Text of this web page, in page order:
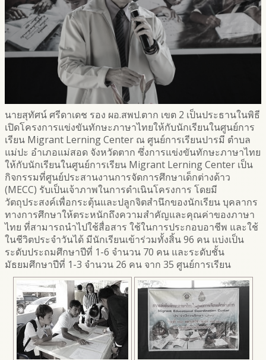
นายสุทัศน์ ศรีดาเดช รอง ผอ.สพป.ตาก เขต 2 เป็นประธานในพิธี
เปิดโครงการแข่งขันทักษะภาษาไทยให้กับนักเรียนในศูนย์การ
เรียน Migrant Lerning Center ณ ศูนย์การเรียนปารมี ตำบล
แม่ปะ อำเภอแม่สอด จังหวัดตาก ซึ่งการแข่งขันทักษะภาษาไทย
ให้กับนักเรียนในศูนย์การเรียน Migrant Lerning Center เป็น
กิจกรรมที่ศูนย์ประสานงานการจัดการศึกษาเด็กต่างด้าว
(MECC) รับเป็นเจ้าภาพในการดำเนินโครงการ โดยมี
วัตถุประสงค์เพื่อกระตุ้นและปลูกจิตสำนึกของนักเรียน บุคลากร
ทางการศึกษาให้ตระหนักถึงความสำคัญและคุณค่าของภาษา
ไทย ที่สามารถนำไปใช้สื่อสาร ใช้ในการประกอบอาชีพ และใช้
ในชีวิตประจำวันได้ มีนักเรียนเข้าร่วมทั้งสิ้น 96 คน แบ่งเป็น
ระดับประถมศึกษาปีที่ 1-6 จำนวน 70 คน และระดับชั้น
มัธยมศึกษาปีที่ 1-3 จำนวน 26 คน จาก 35 ศูนย์การเรียน